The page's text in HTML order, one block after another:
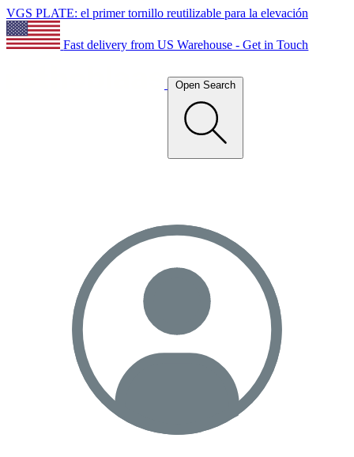
VGS PLATE: el primer tornillo reutilizable para la elevación
Fast delivery from US Warehouse - Get in Touch
Open Search